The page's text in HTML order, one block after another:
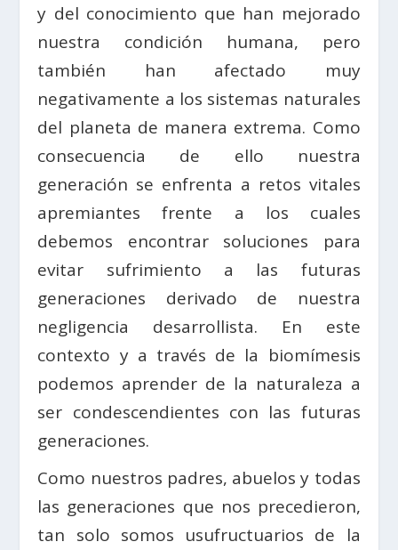
y del conocimiento que han mejorado
nuestra condición humana, pero
también han afectado muy
negativamente a los sistemas naturales
del planeta de manera extrema. Como
consecuencia de ello nuestra
generación se enfrenta a retos vitales
apremiantes frente a los cuales
debemos encontrar soluciones para
evitar sufrimiento a las futuras
generaciones derivado de nuestra
negligencia desarrollista. En este
contexto y a través de la biomímesis
podemos aprender de la naturaleza a
ser condescendientes con las futuras
generaciones.
Como nuestros padres, abuelos y todas
las generaciones que nos precedieron,
tan solo somos usufructuarios de la